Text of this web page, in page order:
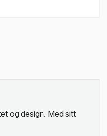
og design. Med sitt